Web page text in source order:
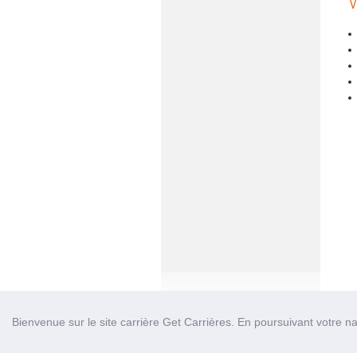
Bienvenue sur le site carrière Get Carrières. En poursuivant votre